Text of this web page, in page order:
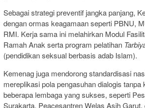
Sebagai strategi preventif jangka panjang,
dengan ormas keagamaan seperti PBNU,
RMI. Kerja sama ini melahirkan Modul
Ramah Anak serta program pelatihan
(pendidikan seksual berbasis adab Islam).
Kemenag juga mendorong standardisasi
mereplikasi pola pengasuhan dialogis
beberapa lembaga yang sukses, seperti
Surakarta, Peacesantren Welas Asih